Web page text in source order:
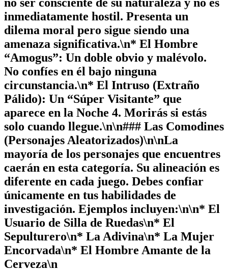
inmediatamente hostil. Presenta un
dilema moral pero sigue siendo una
amenaza significativa.\n* El Hombre
“Amogus”: Un doble obvio y malévolo.
No confíes en él bajo ninguna
circunstancia.\n* El Intruso (Extraño
Pálido): Un “Súper Visitante” que
aparece en la Noche 4. Morirás si estás
solo cuando llegue.\n\n### Las Comodines
(Personajes Aleatorizados)\n\nLa
mayoría de los personajes que encuentres
caerán en esta categoría. Su alineación es
diferente en cada juego. Debes confiar
únicamente en tus habilidades de
investigación. Ejemplos incluyen:\n\n* El
Usuario de Silla de Ruedas\n* El
Sepulturero\n* La Adivina\n* La Mujer
Encorvada\n* El Hombre Amante de la
Cerveza\n